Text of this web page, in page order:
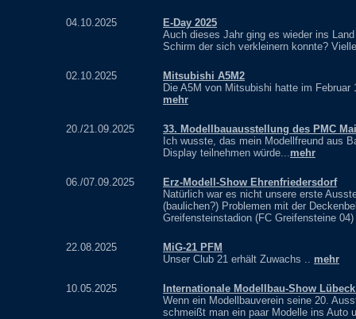
04.10.2025
E-Day 2025
Auch dieses Jahr ging es wieder ins
Schirm der sich verkleinern konnte?
02.10.2025
Mitsubishi A5M2
Die A5M von Mitsubishi hatte im
mehr
20./21.09.2025
33. Modellbauausstellung des PMC
Ich wusste, das mein Modellfreund aus
Display teilnehmen würde...mehr
06./07.09.2025
Erz-Modell-Show Ehrenfriedersdorf
Natürlich war es nicht unsere erste
(baulichen?) Problemen mit der
Greifensteinstadion (FC Greifensteine
22.08.2025
MiG-21 PFM
Unser Club 21 erhält Zuwachs .. mehr
10.05.2025
Internationale Modellbau-Show Lübeck
Wenn ein Modellbauverein seine 20.
schmeißt man ein paar Modelle ins Auto